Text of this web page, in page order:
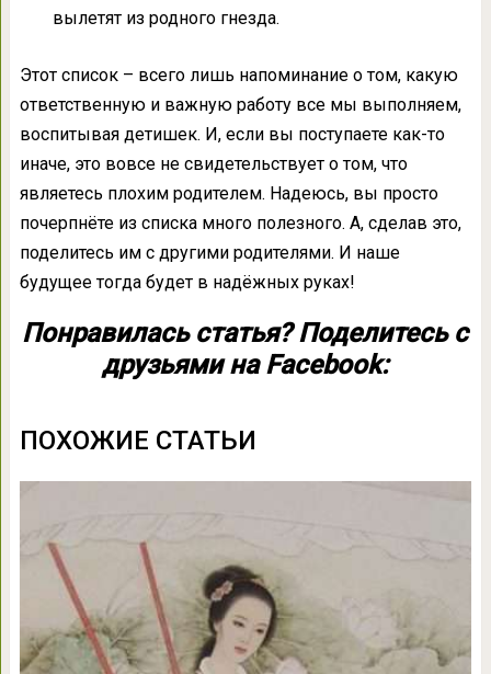
вылетят из родного гнезда.
Этот список – всего лишь напоминание о том, какую
ответственную и важную работу все мы выполняем,
воспитывая детишек. И, если вы поступаете как-то
иначе, это вовсе не свидетельствует о том, что
являетесь плохим родителем. Надеюсь, вы просто
почерпнёте из списка много полезного. А, сделав это,
поделитесь им с другими родителями. И наше
будущее тогда будет в надёжных руках!
Понравилась статья? Поделитесь с
друзьями на Facebook:
ПОХОЖИЕ СТАТЬИ